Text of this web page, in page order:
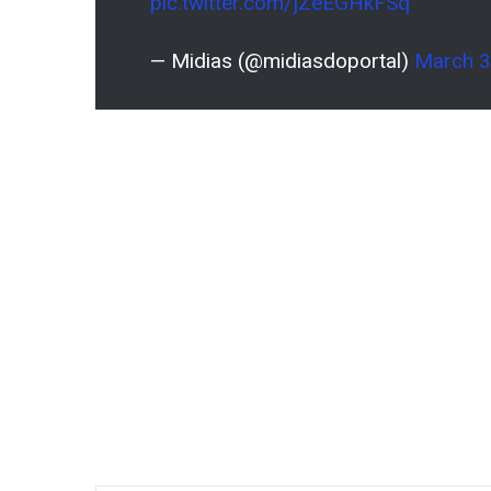
— Midias (@midiasdoportal) March